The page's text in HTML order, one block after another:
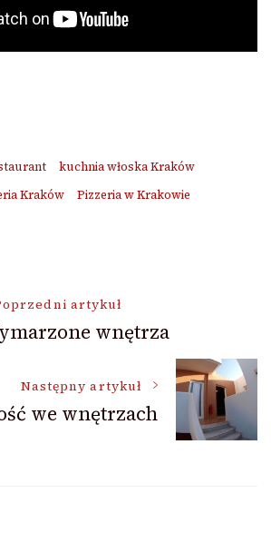
kuchnia włoska Kraków
Kraków
Pizzeria w Krakowie
artykuł
wnętrza
Następny artykuł
we wnętrzach